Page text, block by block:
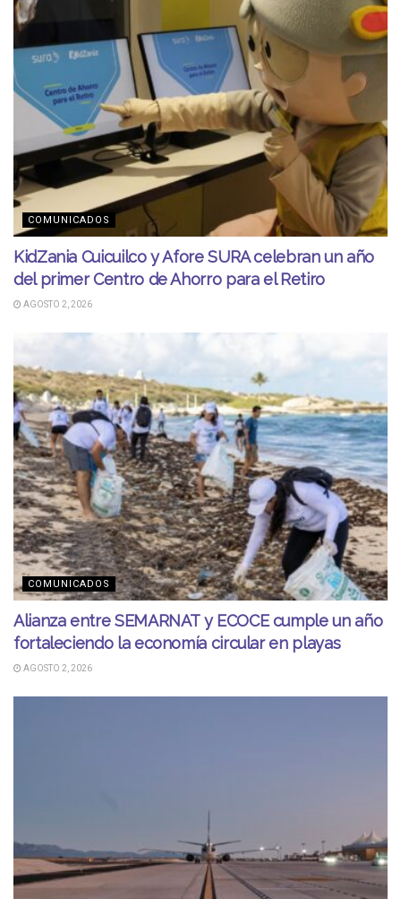
COMUNICADOS
KidZania Cuicuilco y Afore SURA celebran un año
del primer Centro de Ahorro para el Retiro
AGOSTO 2, 2026
COMUNICADOS
Alianza entre SEMARNAT y ECOCE cumple un año
fortaleciendo la economía circular en playas
AGOSTO 2, 2026